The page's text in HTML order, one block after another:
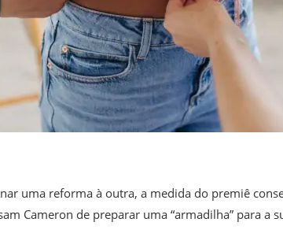
uma reforma à outra, a medida do premiê
Cameron de preparar uma “armadilha” para a